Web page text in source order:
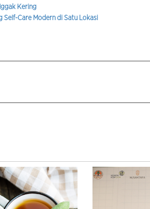
Kering
Self-Care Modern di Satu Lokasi